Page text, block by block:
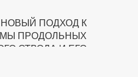
НОВЫЙ ПОДХОД К
ПРОДОЛЬНЫХ
СТВОЛА И ЕГО